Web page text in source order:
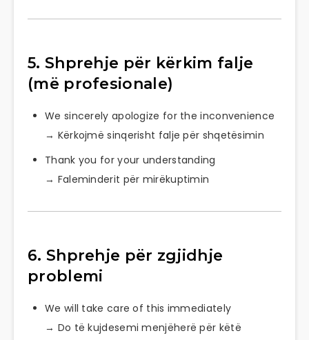
5. Shprehje për kërkim falje
(më profesionale)
We sincerely apologize for the inconvenience
→ Kërkojmë sinqerisht falje për shqetësimin
Thank you for your understanding
→ Faleminderit për mirëkuptimin
6. Shprehje për zgjidhje
problemi
We will take care of this immediately
→ Do të kujdesemi menjëherë për këtë